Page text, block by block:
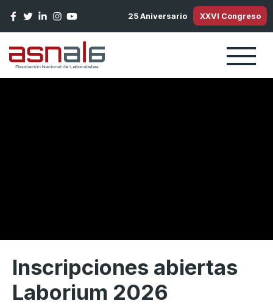
25 Aniversario XXVI Congreso
Inscripciones abiertas
Laborium 2026